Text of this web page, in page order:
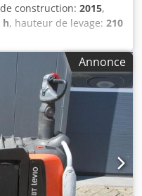
construction: 2015,
h, hauteur de levage: 210
carburant:
, largeur des fourches:
, couleur: autre, PTAC :
NOUVELLES CELLULES
avec remplissage central,
2000 x 550 mm
pour fourches,
Annonce